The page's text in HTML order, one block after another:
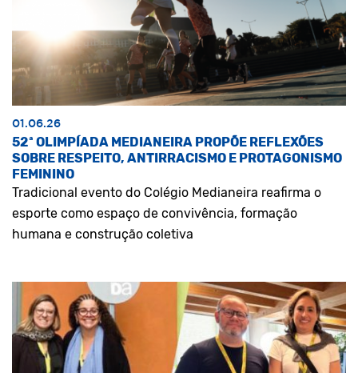
01.06.26
52ª OLIMPÍADA MEDIANEIRA PROPÕE REFLEXÕES
SOBRE RESPEITO, ANTIRRACISMO E PROTAGONISMO
FEMININO
Tradicional evento do Colégio Medianeira reafirma o
esporte como espaço de convivência, formação
humana e construção coletiva